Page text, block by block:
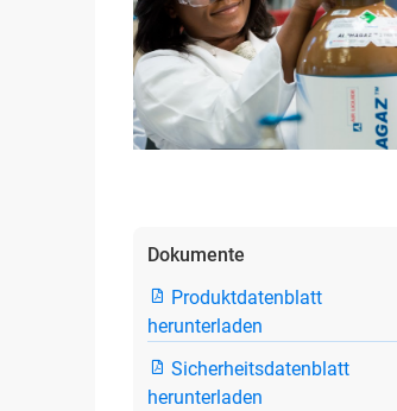
Dokumente
Produktdatenblatt
herunterladen
Sicherheitsdatenblatt
herunterladen